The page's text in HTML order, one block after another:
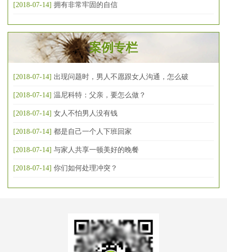
[2018-07-14] 拥有非常牢固的自信
案例专栏
[2018-07-14] 出现问题时，男人不愿跟女人沟通，怎么破
[2018-07-14] 温尼科特：父亲，要怎么做？
[2018-07-14] 女人不怕男人没有钱
[2018-07-14] 都是自己一个人下班回家
[2018-07-14] 与家人共享一顿美好的晚餐
[2018-07-14] 你们如何处理冲突？